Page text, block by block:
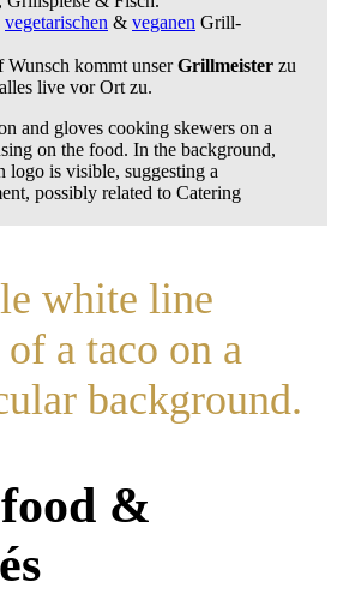
vegetarischen & veganen Grill-
Wunsch kommt unserGrillmeister zu
live vor Ort zu.
&